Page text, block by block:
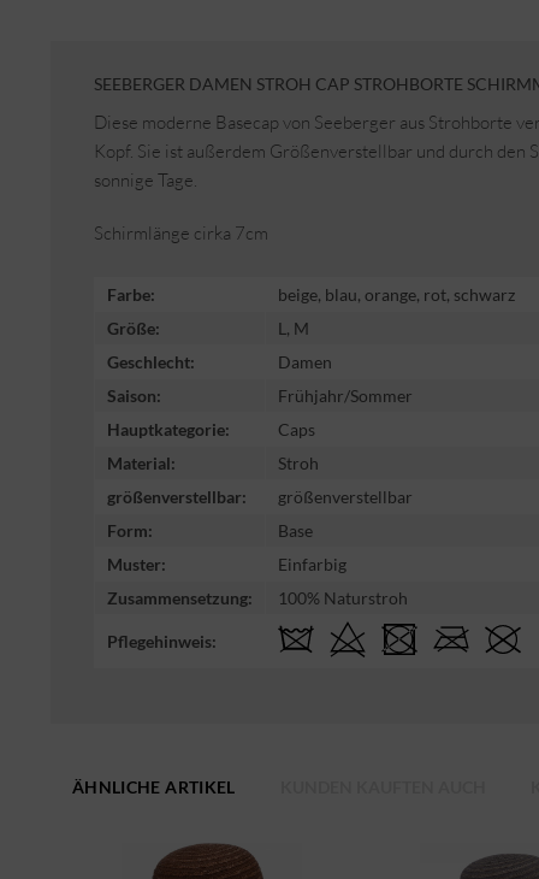
SEEBERGER DAMEN STROH CAP STROHBORTE
Diese moderne Basecap von Seeberger aus Strohborte
Kopf. Sie ist außerdem Größenverstellbar und durch den
sonnige Tage.
Schirmlänge cirka 7cm
Farbe:
beige, blau, orange, rot, schwarz
Größe:
L, M
Geschlecht:
Damen
Saison:
Frühjahr/Sommer
Hauptkategorie:
Caps
Material:
Stroh
größenverstellbar:
größenverstellbar
Form:
Base
Muster:
Einfarbig
Zusammensetzung:
100% Naturstroh
Pflegehinweis:
ÄHNLICHE ARTIKEL